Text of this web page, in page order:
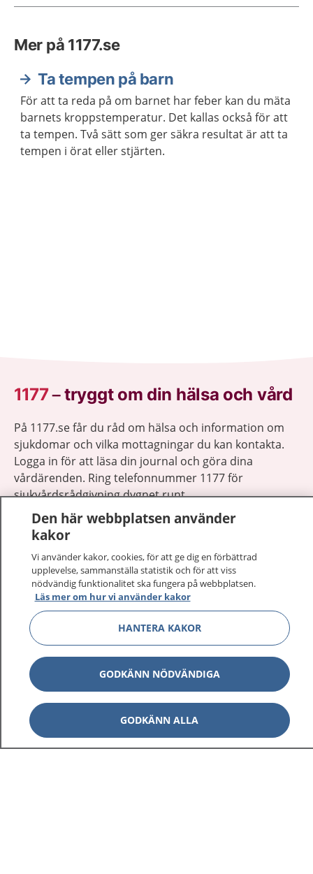
Mer på 1177.se
Ta tempen på barn
För att ta reda på om barnet har feber kan du mäta
barnets kroppstemperatur. Det kallas också för att
ta tempen. Två sätt som ger säkra resultat är att ta
tempen i örat eller stjärten.
1177–tryggt om din hälsa och vård
På 1177.se får du råd om hälsa och information om
sjukdomar och vilka mottagningar du kan kontakta.
Logga in för att läsa din journal och göra dina
vårdärenden. Ring telefonnummer 1177 för
sjukvårdsrådgivning dygnet runt.
1177 ger dig råd när du vill må bättre.
1177 på flera språk
Om 1177 Visa
Kontakt Visa
Behandling av personuppgifter
Den här webbplatsen använder
kakor
Vi använder kakor, cookies, för att ge dig en förbättrad
upplevelse, sammanställa statistik och för att viss
nödvändig funktionalitet ska fungera på webbplatsen.
Läs mer om hur vi använder kakor
HANTERA KAKOR
GODKÄNN NÖDVÄNDIGA
GODKÄNN ALLA